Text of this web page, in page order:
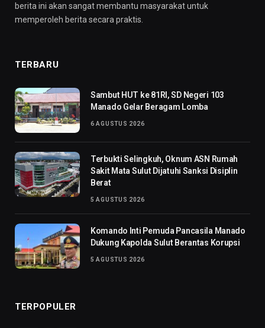
berita ini akan sangat membantu masyarakat untuk
memperoleh berita secara praktis.
TERBARU
Sambut HUT ke 81RI, SD Negeri 103
Manado Gelar Beragam Lomba
6 AGUSTUS 2026
Terbukti Selingkuh, Oknum ASN Rumah
Sakit Mata Sulut Dijatuhi Sanksi Disiplin
Berat
5 AGUSTUS 2026
Komando Inti Pemuda Pancasila Manado
Dukung Kapolda Sulut Berantas Korupsi
5 AGUSTUS 2026
TERPOPULER